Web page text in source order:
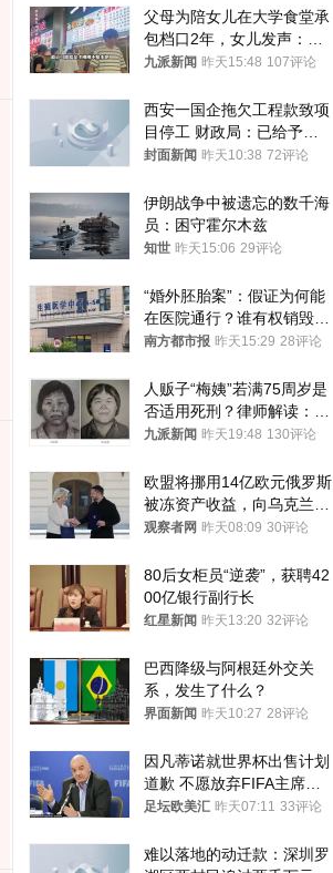
父母为陪女儿在大学食堂承
包档口2年，女儿发声：初
衷是为了陪伴，毕业后将不
九派新闻 昨天15:48 107评论
西安一国企拖欠工程款致项
目停工 财政局：已给予处
分，正督促整改
封面新闻 昨天10:38 72评论
伊朗战争中被遗忘的数千海
员：困守霍尔木兹
知世 昨天15:06 29评论
“婚外胚胎案”：假证为何能
在医院通行？谁有权销毁胚
胎？
南方都市报 昨天15:29 28评论
人贩子“梅姨”若满75周岁是
否适用死刑？律师解读：很
大概率不会被判处死刑
九派新闻 昨天19:48 130评论
欧盟将挪用14亿欧元俄罗斯
被冻资产收益，向乌克兰提
供援助
观察者网 昨天08:09 30评论
80后女柜员“逆袭”，获聘42
00亿银行副行长
红星新闻 昨天13:20 32评论
巴西降级与阿根廷外交关
系，发生了什么？
界面新闻 昨天10:27 28评论
因凡蒂诺就世界杯出售计划
道歉 不愿放弃FIFA主席职
位
足坛欧美汇 昨天07:11 33评论
难以落地的动迁款：深圳罗